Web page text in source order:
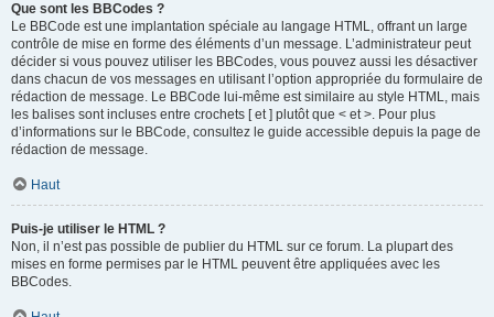
Que sont les BBCodes ?
Le BBCode est une implantation spéciale au langage HTML, offrant un large
contrôle de mise en forme des éléments d’un message. L’administrateur peut
décider si vous pouvez utiliser les BBCodes, vous pouvez aussi les désactiver
dans chacun de vos messages en utilisant l’option appropriée du formulaire de
rédaction de message. Le BBCode lui-même est similaire au style HTML, mais
les balises sont incluses entre crochets [ et ] plutôt que < et >. Pour plus
d’informations sur le BBCode, consultez le guide accessible depuis la page de
rédaction de message.
Haut
Puis-je utiliser le HTML ?
Non, il n’est pas possible de publier du HTML sur ce forum. La plupart des
mises en forme permises par le HTML peuvent être appliquées avec les
BBCodes.